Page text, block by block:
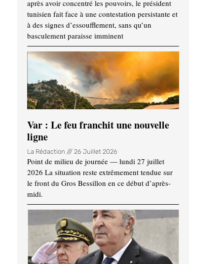
après avoir concentré les pouvoirs, le président
tunisien fait face à une contestation persistante et
à des signes d’essoufflement, sans qu’un
basculement paraisse imminent
Var : Le feu franchit une nouvelle
ligne
La Rédaction 26 Juillet 2026
Point de milieu de journée — lundi 27 juillet
2026 La situation reste extrêmement tendue sur
le front du Gros Bessillon en ce début d’après-
midi.